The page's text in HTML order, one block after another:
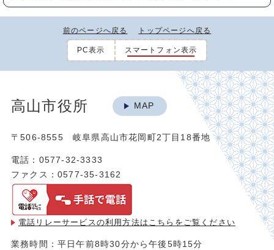
前のページへ戻る トップページへ戻る
PC表示 スマートフォン表示
高山市役所 MAP
〒506-8555 岐阜県高山市花岡町2丁目18番地
電話：0577-32-3333
ファクス：0577-35-3162
電話リレーサービスの利用方法は こちらをご覧ください
業務時間：平日午前8時30分から午後5時15分